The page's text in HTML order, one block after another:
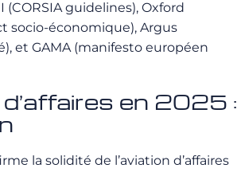
(CORSIA guidelines), Oxford
socio-économique), Argus
et GAMA (manifesto européen
d’affaires en 2025 :
la solidité de l’aviation d’affaires